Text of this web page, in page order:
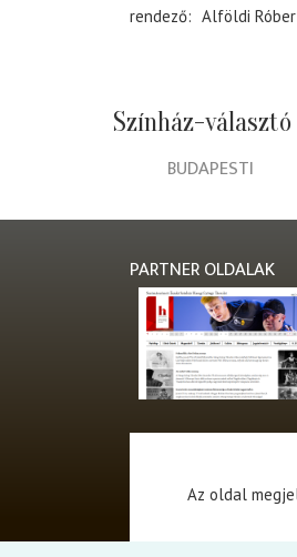
rendező Alföldi
Színház-választó
BUDAPESTI
PARTNER OLDALAK
Az oldal